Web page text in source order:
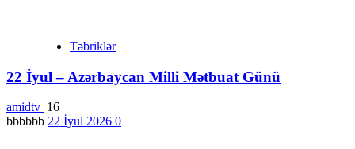
Təbriklər
22 İyul – Azərbaycan Milli Mətbuat Günü
amidtv 16
bbbbbb 22 İyul 2026 0